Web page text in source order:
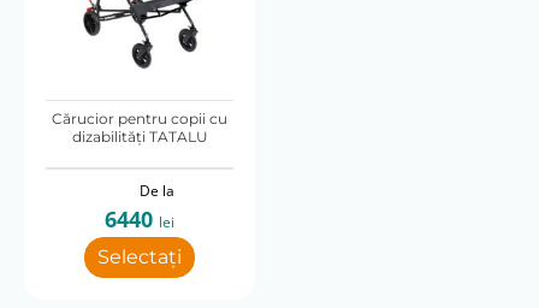
Latime pliat (cm)
Lungime pliat (cm)
120
Cărucior pentru copii cu
dizabilităţi TATALU
De la
6440 lei
Selectați